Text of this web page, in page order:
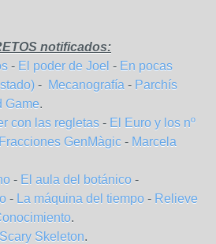
notificados:
- El poder de Joel - En pocas
- Mecanografía - Parchís
Game.
con las regletas - El Euro y los nº
Fracciones GenMàgic - Marcela
- El aula del botánico -
- La máquina del tiempo - Relieve
.
Scary Skeleton.